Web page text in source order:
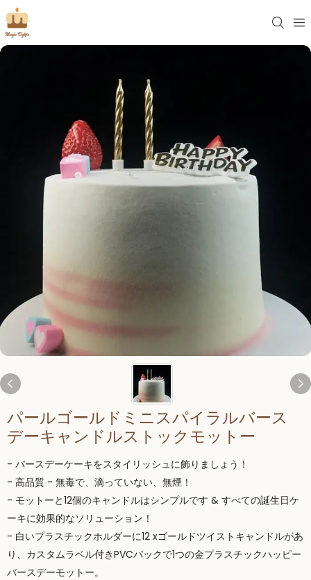
パールゴールドミニスパイラルバース
デーキャンドルストックモットー
- バースデーケーキをスタイリッシュに飾りましょう！
- 高品質 - 無毒で、滴っていない、無煙！
- モットーと12個のキャンドルはシンプルです & すべての誕生日ケ
ーキに効果的なソリューション！
- 白いプラスチックホルダーに12 xゴールドツイストキャンドルがあ
り、カスタムラベル付きPVCパックで1つの金プラスチックハッピー
バースデーモットー。